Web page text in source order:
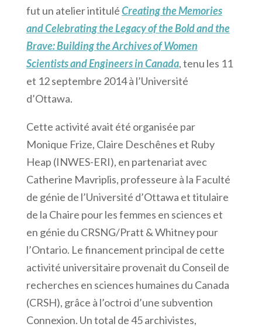
fut un atelier intituléCreating the Memories
and Celebrating the Legacy of the Bold and the
Brave: Building the Archives of Women
Scientists and Engineers in Canada, tenu les 11
et 12 septembre 2014 à l’Université
d’Ottawa.
Cette activité avait été organisée par
Monique Frize, Claire Deschênes et Ruby
Heap (INWES-ERI), en partenariat avec
Catherine Mavriplis, professeure à la Faculté
de génie de l’Université d’Ottawa et titulaire
de la Chaire pour les femmes en sciences et
en génie du CRSNG/Pratt & Whitney pour
l’Ontario. Le financement principal de cette
activité universitaire provenait du Conseil de
recherches en sciences humaines du Canada
(CRSH), grâce à l’octroi d’une subvention
Connexion. Un total de 45 archivistes,